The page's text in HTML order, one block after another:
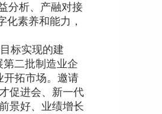
分析、产融对接
素养和能力，
标实现的建
二批制造业企
开拓市场。邀请
促进会、新一代
景好、业绩增长